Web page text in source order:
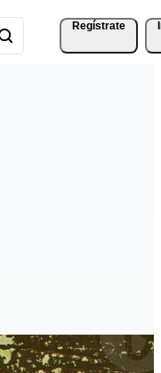
Regístrate